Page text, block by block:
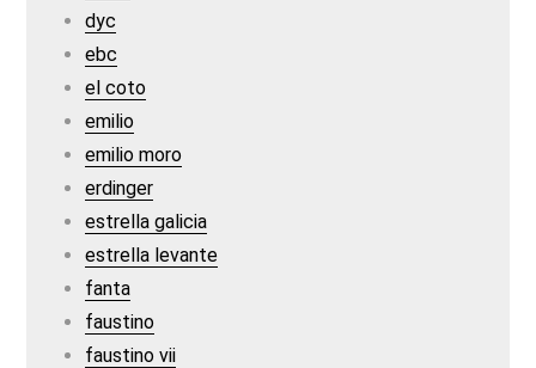
dyc
ebc
el coto
emilio
emilio moro
erdinger
estrella galicia
estrella levante
fanta
faustino
faustino vii